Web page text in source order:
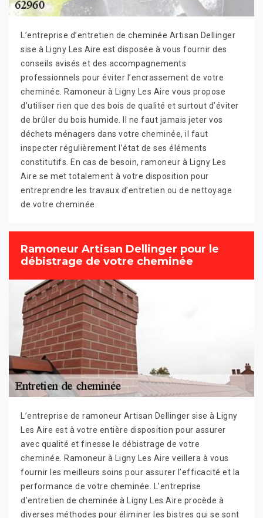
L’entreprise d’entretien de cheminée Artisan Dellinger
sise à Ligny Les Aire est disposée à vous fournir des
conseils avisés et des accompagnements
professionnels pour éviter l’encrassement de votre
cheminée. Ramoneur à Ligny Les Aire vous propose
d’utiliser rien que des bois de qualité et surtout d’éviter
de brûler du bois humide. Il ne faut jamais jeter vos
déchets ménagers dans votre cheminée, il faut
inspecter régulièrement l’état de ses éléments
constitutifs. En cas de besoin, ramoneur à Ligny Les
Aire se met totalement à votre disposition pour
entreprendre les travaux d’entretien ou de nettoyage
de votre cheminée.
Ramoneur Artisan Dellinger pour le
débistrage de votre cheminée
L’entreprise de ramoneur Artisan Dellinger sise à Ligny
Les Aire est à votre entière disposition pour assurer
avec qualité et finesse le débistrage de votre
cheminée. Ramoneur à Ligny Les Aire veillera à vous
fournir les meilleurs soins pour assurer l’efficacité et la
performance de votre cheminée. L’entreprise
d’entretien de cheminée à Ligny Les Aire procède à
diverses méthodes pour éliminer les bistres qui se sont